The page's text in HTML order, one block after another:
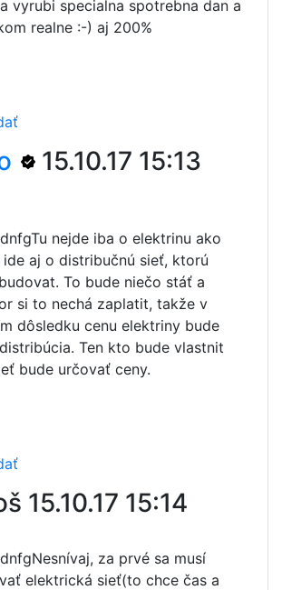
vyrubi specialna spotrebna dan a
realne :-) aj 200%
15.10.17 15:13
Tu nejde iba o elektrinu ako
ide aj o distribučnú sieť, ktorú
To bude niečo stáť a
si to nechá zaplatit, takže v
dôsledku cenu elektriny bude
Ten kto bude vlastnit
bude určovať ceny.
15.10.17 15:14
Nesnívaj, za prvé sa musí
elektrická sieť(to chce čas a